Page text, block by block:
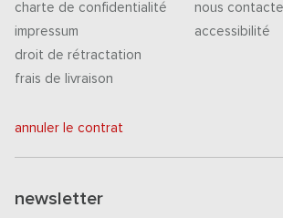
charte de confidentialité
impressum
droit de rétractation
frais de livraison
nous
accessibilité
annuler le contrat
newsletter